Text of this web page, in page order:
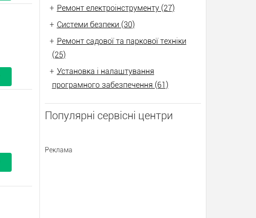
+ Ремонт електроінструменту (27)
+ Системи безпеки (30)
+ Ремонт садової та паркової техніки
(25)
+ Установка і налаштування
програмного забезпечення (61)
Популярні сервісні центри
Реклама